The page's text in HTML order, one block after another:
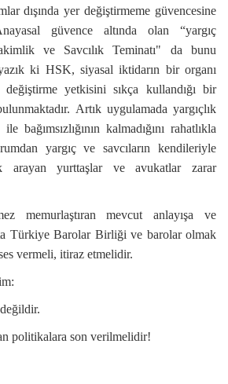
dışında yer değiştirmeme güvencesine
güvence altında olan “yargıç
ve Savcılık Teminatı" da bunu
ki HSK, siyasal iktidarın bir organı
değiştirme yetkisini sıkça kullandığı bir
Artık uygulamada yargıçlık
bağımsızlığının kalmadığını rahatlıkla
yargıç ve savcıların kendileriyle
yurttaşlar ve avukatlar zarar
memurlaştıran mevcut anlayışa ve
Türkiye Barolar Birliği ve barolar olmak
vermeli, itiraz etmelidir.
politikalara son verilmelidir!